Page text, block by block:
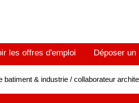
les offres d'emploi Déposer un
batiment & industrie / collaborateur